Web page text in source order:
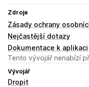
Zdroje
Zásady ochrany
Nejčastější dotazy
Dokumentace k aplikaci
Tento vývojář nenabízí
Vývojář
Dropit